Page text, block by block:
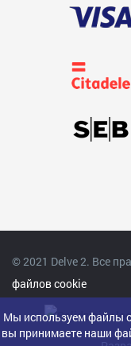
© 2021 Delve 2. Все
файлов cookie
Мы используем файлы
вы принимаете наши